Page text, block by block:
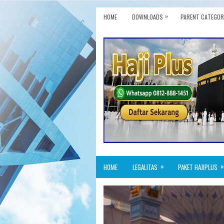
HOME DOWNLOADS » PARENT
HOME LEGALITAS » PAKET HAJIPLUS »